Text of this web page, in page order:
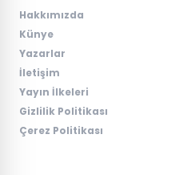
Hakkımızda
Künye
Yazarlar
İletişim
Yayın İlkeleri
Gizlilik Politikası
Çerez Politikası